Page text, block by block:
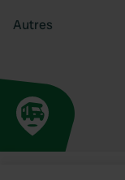
Autres